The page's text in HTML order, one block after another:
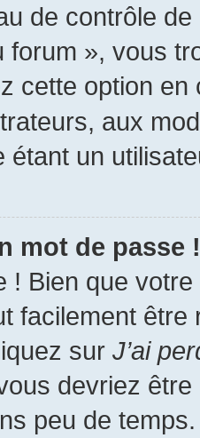
de contrôle
forum », vous
cette option
aux
étant un
mot de passe !
! Bien que
facilement
sur J’ai
devriez
peu de temps.